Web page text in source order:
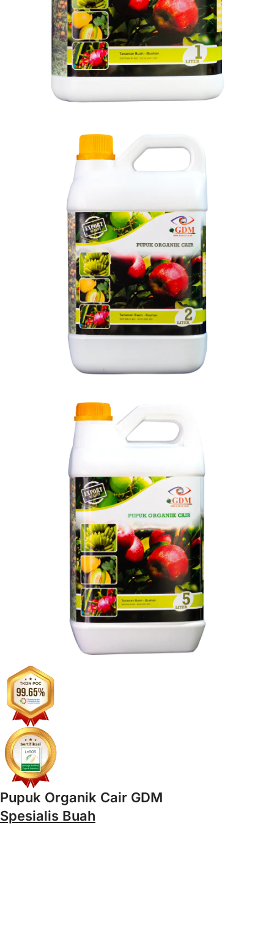
Pupuk Organik Cair GDM
Spesialis Buah